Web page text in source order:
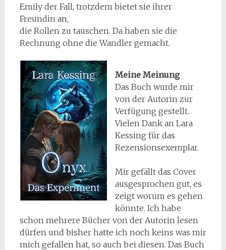
Emily der Fall, trotzdem bietet sie ihrer
Freundin an,
die Rollen zu tauschen. Da haben sie die
Rechnung ohne die Wandler gemacht.
Meine Meinung
Das Buch wurde mir
von der Autorin zur
Verfügung gestellt.
Vielen Dank an Lara
Kessing für das
Rezensionsexemplar.
Mir gefällt das Cover
ausgesprochen gut, es
zeigt worum es gehen
könnte. Ich habe
schon mehrere Bücher von der Autorin lesen
dürfen und bisher hatte ich noch keins was mir
mich gefallen hat, so auch bei diesen. Das Buch